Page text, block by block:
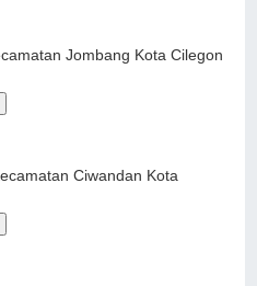
Jombang Kota Cilegon
Ciwandan Kota